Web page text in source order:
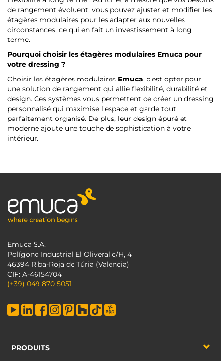
de rangement évoluent, vous pouvez ajuster et modifier les
étagères modulaires pour les adapter aux nouvelles
circonstances, ce qui en fait un investissement à long
terme.
Pourquoi choisir les étagères modulaires Emuca pour
votre dressing ?
Choisir les étagères modulaires Emuca, c'est opter pour
une solution de rangement qui allie flexibilité, durabilité et
design. Ces systèmes vous permettent de créer un dressing
personnalisé qui maximise l'espace et garde tout
parfaitement organisé. De plus, leur design épuré et
moderne ajoute une touche de sophistication à votre
intérieur.
Emuca S.A.
Polígono Industrial El Oliveral c/H, 4
46394 Riba-Roja de Túria (Valencia)
CIF: A-46154704
(+39) 049 870 5051
PRODUITS